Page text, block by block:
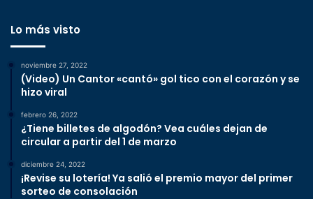
Lo más visto
noviembre 27, 2022
(Video) Un Cantor «cantó» gol tico con el corazón y se
hizo viral
febrero 26, 2022
¿Tiene billetes de algodón? Vea cuáles dejan de
circular a partir del 1 de marzo
diciembre 24, 2022
¡Revise su lotería! Ya salió el premio mayor del primer
sorteo de consolación